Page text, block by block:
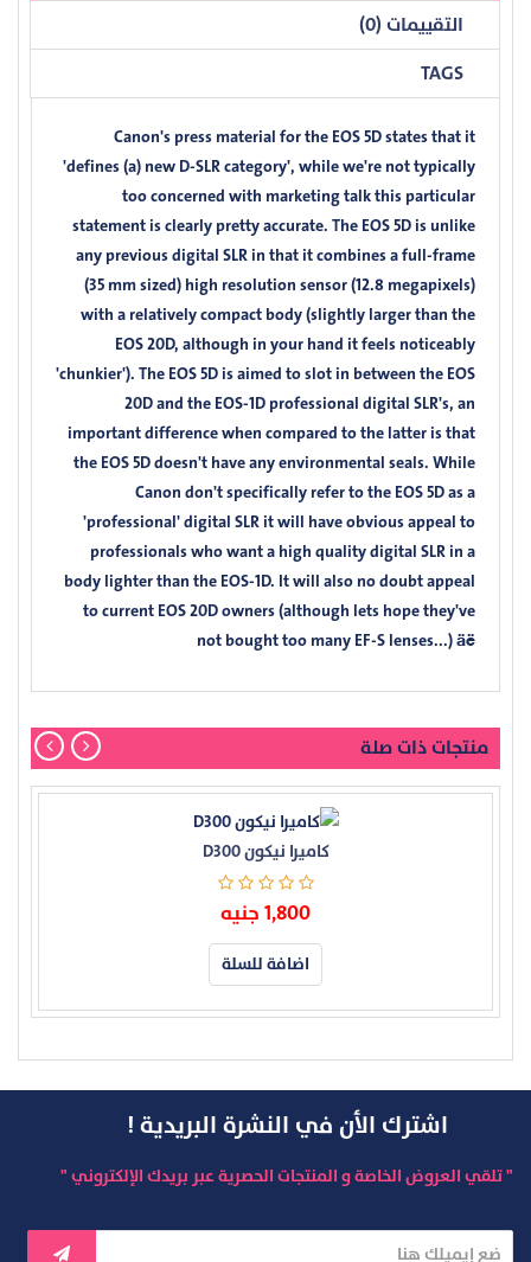
التقييمات (0)
TAGS
Canon's press material for the EOS 5D states that it
'defines (a) new D-SLR category', while we're not typically
too concerned with marketing talk this particular
statement is clearly pretty accurate. The EOS 5D is unlike
any previous digital SLR in that it combines a full-frame
(35 mm sized) high resolution sensor (12.8 megapixels)
with a relatively compact body (slightly larger than the
EOS 20D, although in your hand it feels noticeably
'chunkier'). The EOS 5D is aimed to slot in between the EOS
20D and the EOS-1D professional digital SLR's, an
important difference when compared to the latter is that
the EOS 5D doesn't have any environmental seals. While
Canon don't specifically refer to the EOS 5D as a
'professional' digital SLR it will have obvious appeal to
professionals who want a high quality digital SLR in a
body lighter than the EOS-1D. It will also no doubt appeal
to current EOS 20D owners (although lets hope they've
not bought too many EF-S lenses...) äë
منتجات ذات صلة
كاميرا نيكون D300
1,800 جنيه
اضافة للسلة
اشترك الأن في النشرة البريدية !
" تلقي العروض الخاصة و المنتجات الحصرية عبر بريدك الإلكتروني "